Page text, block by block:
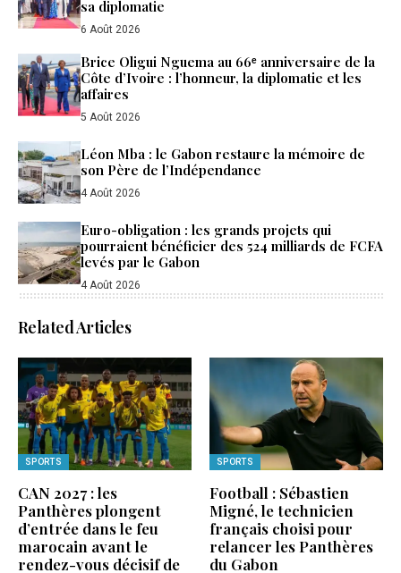
sa diplomatie
6 Août 2026
Brice Oligui Nguema au 66ᵉ anniversaire de la
Côte d’Ivoire : l’honneur, la diplomatie et les
affaires
5 Août 2026
Léon Mba : le Gabon restaure la mémoire de
son Père de l’Indépendance
4 Août 2026
Euro-obligation : les grands projets qui
pourraient bénéficier des 524 milliards de FCFA
levés par le Gabon
4 Août 2026
Related Articles
SPORTS
CAN 2027 : les
Panthères plongent
d’entrée dans le feu
marocain avant le
rendez-vous décisif de
SPORTS
Football : Sébastien
Migné, le technicien
français choisi pour
relancer les Panthères
du Gabon